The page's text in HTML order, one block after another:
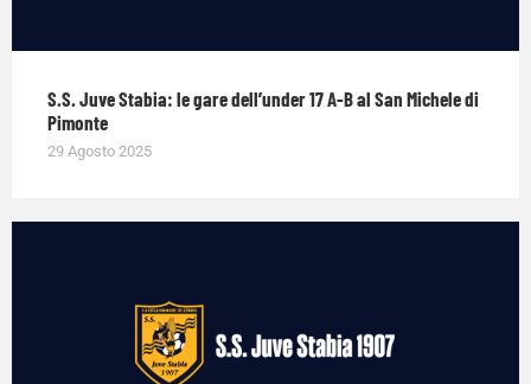
S.S. Juve Stabia: le gare dell’under 17 A-B al San Michele di
Pimonte
29 Agosto 2025